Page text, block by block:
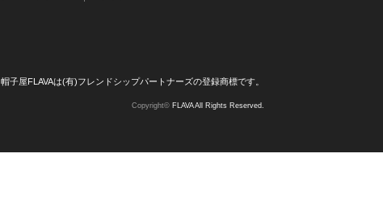
帽子屋FLAVAは(有)フレンドシップパートナーズの登録商標です。
Copyright© FLAVA All Rights Reserved.